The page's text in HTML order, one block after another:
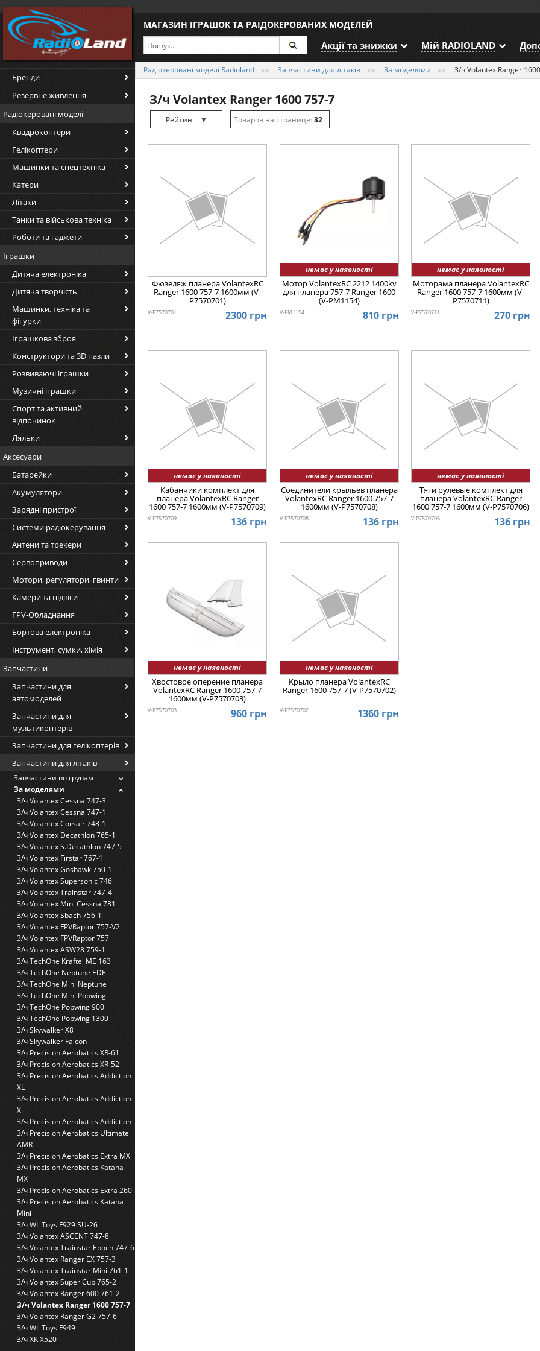
МАГАЗИН ІГРАШОК ТА РАІДОКЕРОВАНИХ МОДЕЛЕЙ
Акції та знижки Мій RADIOLAND
Бренди
Резервне живлення
Радіокеровані моделі
Квадрокоптери
Гелікоптери
Машинки та спецтехніка
Катери
Літаки
Танки та військова техніка
Роботи та гаджети
Іграшки
Дитяча електроніка
Дитяча творчість
Машинки, техніка та
фігурки
Іграшкова зброя
Конструктори та 3D пазли
Розвиваючі іграшки
Музичні іграшки
Спорт та активний
відпочинок
Ляльки
Аксесуари
Батарейки
Акумулятори
Зарядні пристрої
Системи радіокерування
Антени та трекери
Сервоприводи
Мотори, регулятори, гвинти
Камери та підвіси
FPV-Обладнання
Бортова електроніка
Інструмент, сумки, хімія
Запчастини
Запчастини для
автомоделей
Запчастини для
мультикоптерів
Запчастини для гелікоптерів
Запчастини для літаків
Запчастини по групам
За моделями
З/ч Volantex Cessna 747-3
З/ч Volantex Cessna 747-1
З/ч Volantex Corsair 748-1
З/ч Volantex Decathlon 765-1
З/ч Volantex S.Decathlon 747-5
З/ч Volantex Firstar 767-1
З/ч Volantex Goshawk 750-1
З/ч Volantex Supersonic 746
З/ч Volantex Trainstar 747-4
З/ч Volantex Mini Cessna 781
З/ч Volantex Sbach 756-1
З/ч Volantex FPVRaptor 757-V2
З/ч Volantex FPVRaptor 757
З/ч Volantex ASW28 759-1
З/ч TechOne Kraftei ME 163
З/ч TechOne Neptune EDF
З/ч TechOne Mini Neptune
З/ч TechOne Mini Popwing
З/ч TechOne Popwing 900
З/ч TechOne Popwing 1300
З/ч Skywalker X8
З/ч Skywalker Falcon
З/ч Precision Aerobatics XR-61
З/ч Precision Aerobatics XR-52
З/ч Precision Aerobatics Addiction
XL
З/ч Precision Aerobatics Addiction
X
З/ч Precision Aerobatics Addiction
З/ч Precision Aerobatics Ultimate
AMR
З/ч Precision Aerobatics Extra MX
З/ч Precision Aerobatics Katana
MX
З/ч Precision Aerobatics Extra 260
З/ч Precision Aerobatics Katana
Mini
З/ч WL Toys F929 SU-26
З/ч Volantex ASCENT 747-8
З/ч Volantex Trainstar Epoch 747-6
З/ч Volantex Ranger EX 757-3
З/ч Volantex Trainstar Mini 761-1
З/ч Volantex Super Cup 765-2
З/ч Volantex Ranger 600 761-2
З/ч Volantex Ranger 1600 757-7
З/ч Volantex Ranger G2 757-6
З/ч WL Toys F949
З/ч XK X520
Радіокеровані моделі Radioland Запчастини для літаків За моделями З/ч Volantex Ranger
З/ч Volantex Ranger 1600 757-7
Рейтинг
▼
Ціна
▲
Ціна
32
Фюзеляж планера VolantexRC
Ranger 1600 757-7 1600мм (V-
P7570701)
V-P7570701 2300 грн
немає у наявності
Мотор VolantexRC 2212 1400kv
для планера 757-7 Ranger 1600
(V-PM1154)
V-PM1154 810 грн
немає у наявності
Моторама планера VolantexRC
Ranger 1600 757-7 1600мм (V-
P7570711)
V-P7570711 270 грн
немає у наявності
Кабанчики комплект для
планера VolantexRC Ranger
1600 757-7 1600мм (V-P7570709)
V-P7570709 136 грн
немає у наявності
Соединители крыльев планера
VolantexRC Ranger 1600 757-7
1600мм (V-P7570708)
V-P7570708 136 грн
немає у наявності
Тяги рулевые комплект для
планера VolantexRC Ranger
1600 757-7 1600мм (V-P7570706)
V-P7570706 136 грн
немає у наявності
Хвостовое оперение планера
VolantexRC Ranger 1600 757-7
1600мм (V-P7570703)
V-P7570703 960 грн
немає у наявності
Крыло планера VolantexRC
Ranger 1600 757-7 (V-P7570702)
V-P7570702 1360 грн